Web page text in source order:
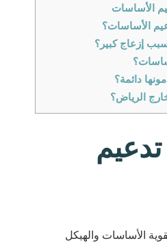
الأساسات
الأساسات؟
إزعاج كبير؟
دائمة؟
الرياض؟
الأساسات والهيكل